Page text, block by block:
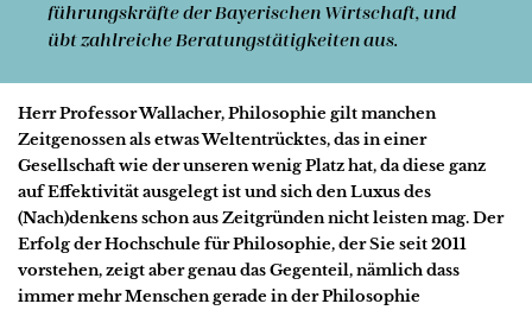
führungskräfte der Bayerischen Wirtschaft, und
übt zahlreiche Beratungs­tätigkeiten aus.
Herr Professor Wallacher, Philosophie gilt manchen
Zeitgenossen als etwas Weltentrücktes, das in einer
Gesellschaftwie der unseren wenig Platz hat, da diese ganz
auf Effektivität ausgelegt ist und sich den Luxus des
(Nach)denkens schon aus Zeitgründen nicht leisten mag. Der
Erfolg der Hochschule für Philosophie, der Sie seit 2011
vorstehen, zeigt aber genau das Gegenteil, nämlich dass
immer mehr Menschen gerade in der Philosophie